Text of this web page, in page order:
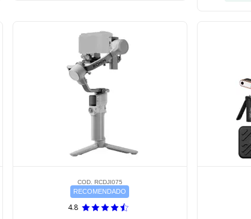
COD. RCDJI075
RECOMENDADO
4.8